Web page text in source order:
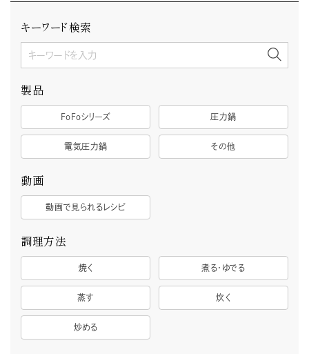
キーワード検索
製品
FoFoシリーズ 圧力鍋
電気圧力鍋 その他
動画
動画で見られるレシピ
調理方法
焼く 煮る・ゆでる
蒸す 炊く
炒める